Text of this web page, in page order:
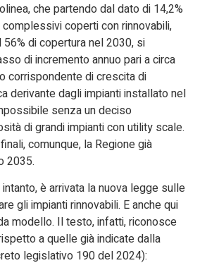
che partendo dal dato di 14,2%
coperti con rinnovabili,
di copertura nel 2030, si
di incremento annuo pari a circa
corrispondente di crescita di
derivante dagli impianti installato nel
senza un deciso
di grandi impianti con utility scale.
comunque, la Regione già
2035.
è arrivata la nuova legge sulle
gli impianti rinnovabili. E anche qui
modello. Il testo, infatti, riconosce
a quelle già indicate dalla
legislativo 190 del 2024):